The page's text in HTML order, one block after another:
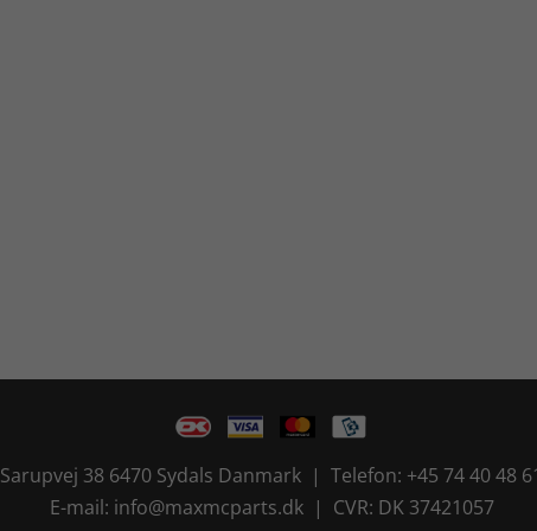
Sarupvej 38 6470 Sydals Danmark | Telefon: +45 74 40 48
E-mail: info@maxmcparts.dk | CVR: DK 37421057